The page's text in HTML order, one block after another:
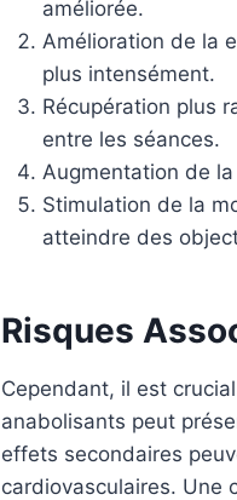
améliorée.
Amélioration de la
plus intensément.
Récupération plus
entre les séances.
Augmentation de
Stimulation de la
atteindre des
Risques
Cependant, il est
anabolisants peut
effets secondaires
cardiovasculaires. Une